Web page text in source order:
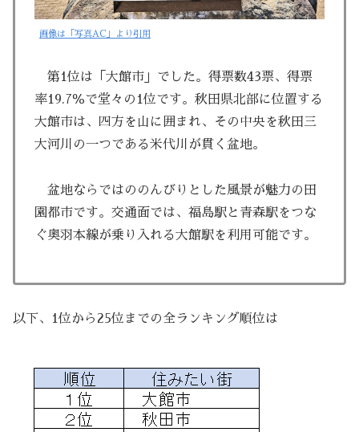
画像は「写真AC」より引用
第1位は「大館市」でした。得票数43票、得票
率19.7％で堂々の1位です。秋田県北部に位置する
大館市は、四方を山に囲まれ、その中央を秋田三
大河川の一つである米代川が貫く盆地。
盆地ならではののんびりとした風景が魅力の田
園都市です。交通面では、福島駅と青森駅をつな
ぐ奥羽本線が乗り入れる大館駅を利用可能です。
以下、1位から25位までの全ランキング順位は